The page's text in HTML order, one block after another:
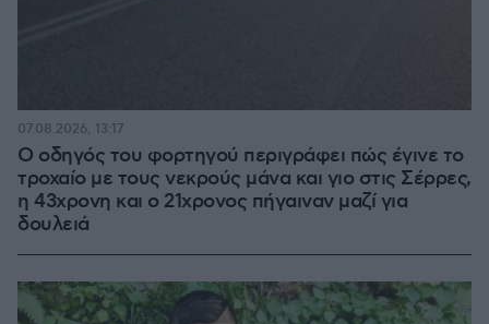
Ο οδηγός του φορτηγού περιγράφει πώς έγινε το
τροχαίο με τους νεκρούς μάνα και γιο στις Σέρρες,
η 43χρονη και ο 21χρονος πήγαιναν μαζί για
δουλειά
07.08.2026, 13:17